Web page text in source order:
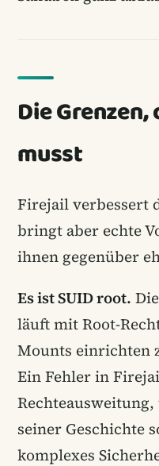
Die
musst
Firejail verbessert
bringt aber echte
ihnen gegenüber
Es ist SUID root. Die
läuft mit Root-
Mounts einrichten
Ein Fehler in
seiner Geschichte
komplexes